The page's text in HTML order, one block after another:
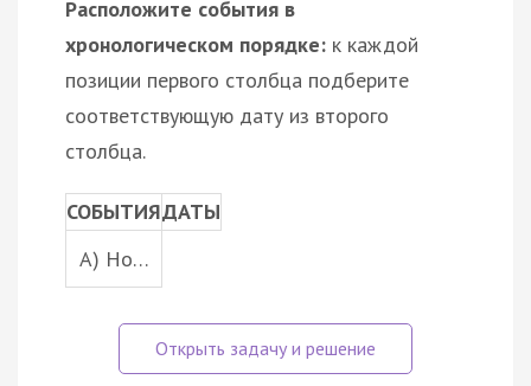
Расположите события в
хронологическом порядке: к каждой
позиции первого столбца подберите
соответствующую дату из второго
столбца.
СОБЫТИЯДАТЫ
A) Но…